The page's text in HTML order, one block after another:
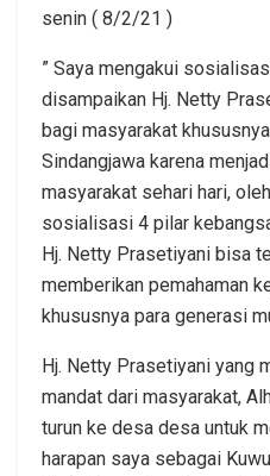
senin ( 8/2/21 )
” Saya mengakui
disampaikan Hj. Netty
bagi masyarakat
Sindangjawa karena
masyarakat sehari hari,
sosialisasi 4 pilar
Hj. Netty Prasetiyani bisa
memberikan pemahaman
khususnya para generasi
Hj. Netty Prasetiyani yang
mandat dari masyarakat,
turun ke desa desa untuk
harapan saya sebagai